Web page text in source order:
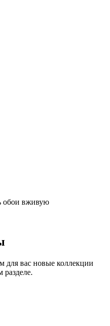
обои вживую
для вас новые коллекции
разделе.